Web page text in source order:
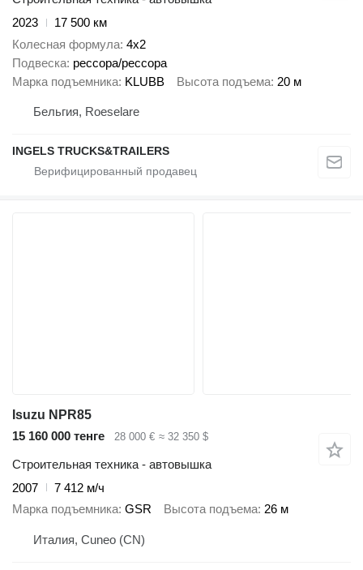
2023
17 500 км
Колесная формула 4x2
Подвеска рессора/рессора
Марка подъемника KLUBB Высота подъема 20 м
Бельгия, Roeselare
INGELS TRUCKS&TRAILERS
Isuzu NPR85
15 160 000 тенге
28 000 € ≈ 32 350 $
Строительная техника - автовышка
2007
7 412 м/ч
Марка подъемника GSR Высота подъема 26 м
Италия, Cuneo (CN)